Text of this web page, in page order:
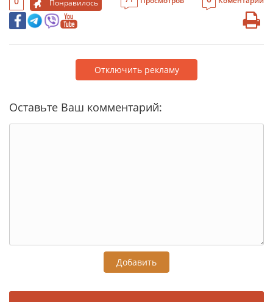
Понравилось
Отключить рекламу
Оставьте Ваш комментарий:
Добавить